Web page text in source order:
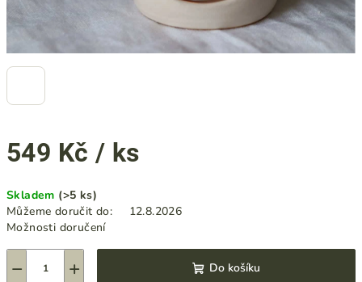
549 Kč / ks
cena:
Skladem (>5 ks)
Můžeme doručit do:
12.8.2026
Možnosti doručení
+
− Do košíku